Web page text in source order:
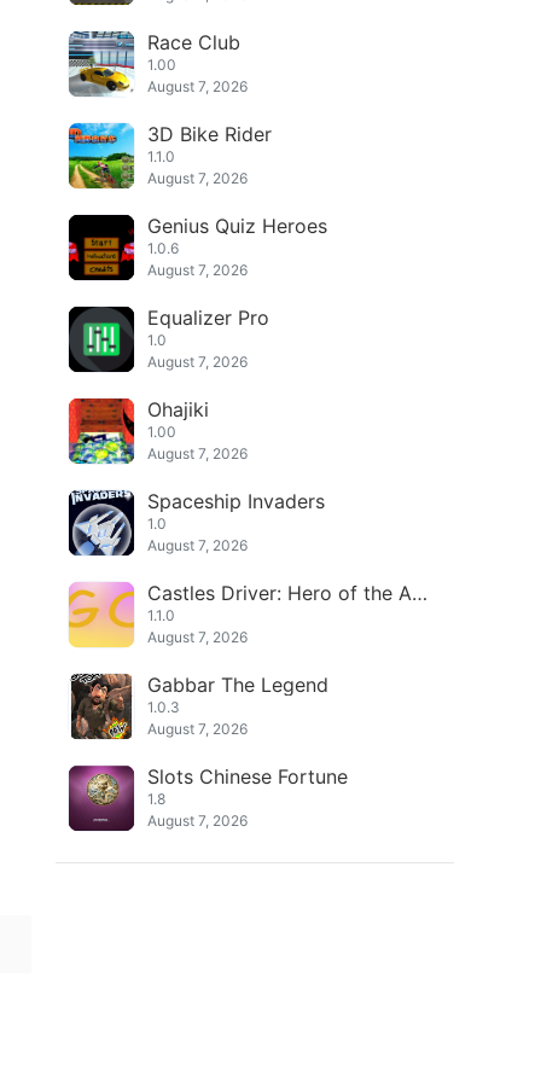
Race Club
1.00
August 7, 2026
3D Bike Rider
1.1.0
August 7, 2026
Genius Quiz Heroes
1.0.6
August 7, 2026
Equalizer Pro
1.0
August 7, 2026
Ohajiki
1.00
August 7, 2026
Spaceship Invaders
1.0
August 7, 2026
Castles Driver: Hero of the Am
erican Empire US
1.1.0
August 7, 2026
Gabbar The Legend
1.0.3
August 7, 2026
Slots Chinese Fortune
1.8
August 7, 2026